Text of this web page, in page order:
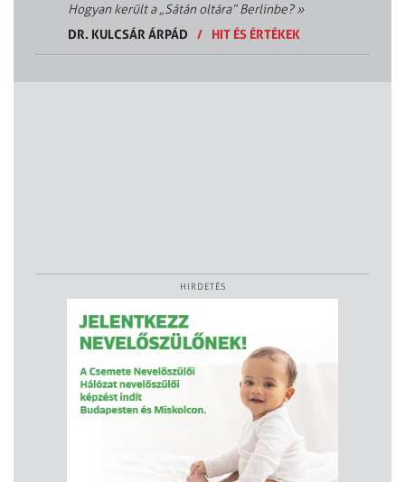
Hogyan került a „Sátán oltára” Berlinbe?»
DR. KULCSÁR ÁRPÁD
/ HIT ÉS ÉRTÉKEK
HIRDETÉS